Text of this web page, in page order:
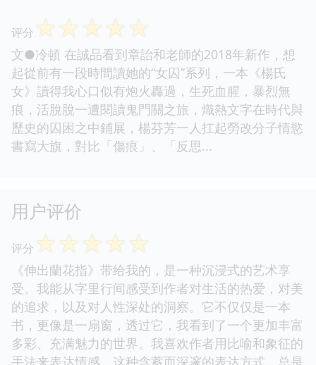
评分 ☆☆☆☆☆
文●冷頓 在誠品看到章詒和老師的2018年新作，想
起從前有一段時間讀她的“女囚”系列，一本《楊氏
女》讀得我心口似有炮火轟過，生死血腥，暴烈無
痕，活脫脫一遭閱讀鬼門關之旅，熾熱文字在時代與
歷史的囚困之中鋪展，楊芬芳一人扛起勞改分子情慾
書寫大旗，對比「傷痕」、「反思...
用户评价
评分 ☆☆☆☆☆
《伸出蘭花指》带给我的，是一种沉浸式的艺术享
受。我能从字里行间感受到作者对生活的热爱，对美
的追求，以及对人性深处的洞察。它不仅仅是一本
书，更像是一扇窗，透过它，我看到了一个更加丰富
多彩、充满魅力的世界。我喜欢作者用比喻和象征的
手法来表达情感，这种含蓄而深邃的表达方式，总是